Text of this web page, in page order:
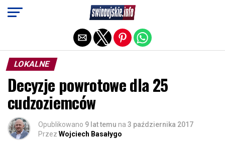
LOKALNE
Decyzje powrotowe dla 25
cudzoziemców
Opublikowano 9 lat temu na 3 października 2017
Przez Wojciech Basałygo
Exit mobile version